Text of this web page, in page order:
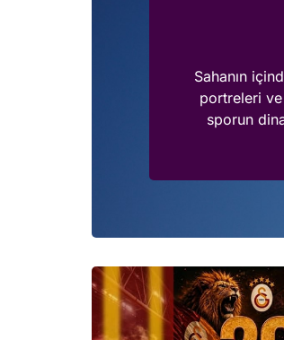
Sahanın
portreleri
sporun